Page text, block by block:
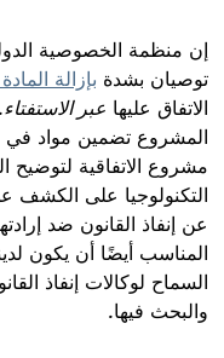
إن منظمة الخصوصية
توصيان بشدة بإزالة المادة 28.4 بالكامل
الاتفاق عليها عبر الاستفتاء
المشروع تضمين مواد في
مشروع الاتفاقية لتوضيح
التكنولوجيا على الكشف
عن إنفاذ القانون ضد
المناسب أيضًا أن يكون
السماح لوكالات إنفاذ
والبحث فيها.